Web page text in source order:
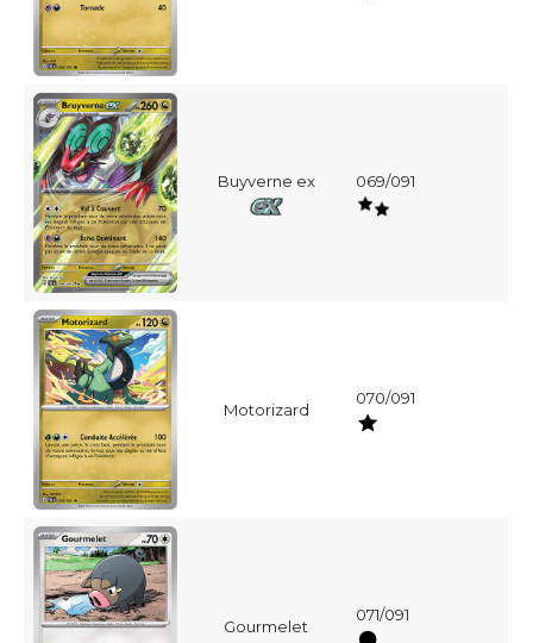
Buyverne ex 069/091
Motorizard
070/091
Gourmelet
071/091